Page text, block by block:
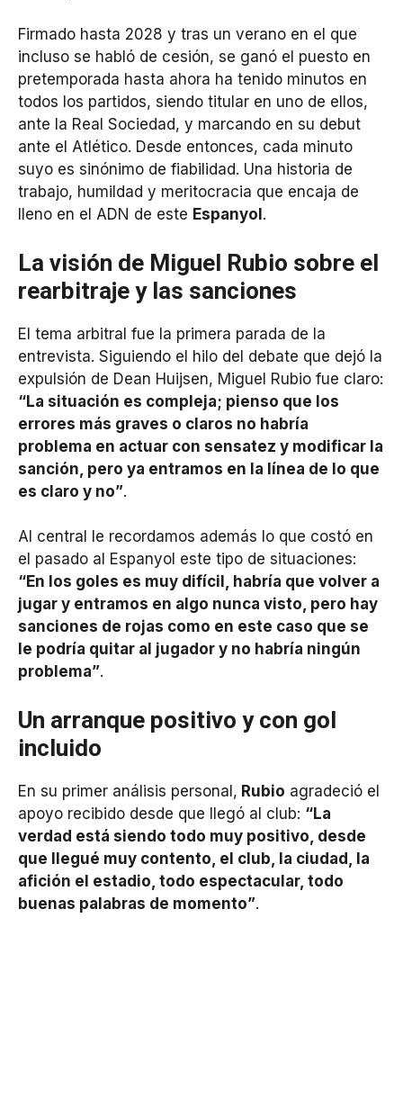
Firmado hasta 2028 y tras un verano en el que
incluso se habló de cesión, se ganó el puesto en
pretemporada hasta ahora ha tenido minutos en
todos los partidos, siendo titular en uno de ellos,
ante la Real Sociedad, y marcando en su debut
ante el Atlético. Desde entonces, cada minuto
suyo es sinónimo de fiabilidad. Una historia de
trabajo, humildad y meritocracia que encaja de
lleno en el ADN de este Espanyol .
La visión de Miguel Rubio sobre el
rearbitraje y las sanciones
El tema arbitral fue la primera parada de la
entrevista. Siguiendo el hilo del debate que dejó la
expulsión de Dean Huijsen, Miguel Rubio fue claro:
“La situación es compleja; pienso que los
errores más graves o claros no habría
problema en actuar con sensatez y modificar la
sanción, pero ya entramos en la línea de lo que
es claro y no”.
Al central le recordamos además lo que costó en
el pasado al Espanyol este tipo de situaciones:
“En los goles es muy difícil, habría que volver a
jugar y entramos en algo nunca visto, pero hay
sanciones de rojas como en este caso que se
le podría quitar al jugador y no habría ningún
problema”.
Un arranque positivo y con gol
incluido
En su primer análisis personal, Rubio agradeció el
apoyo recibido desde que llegó al club: “La
verdad está siendo todo muy positivo, desde
que llegué muy contento, el club, la ciudad, la
afición el estadio, todo espectacular, todo
buenas palabras de momento”.